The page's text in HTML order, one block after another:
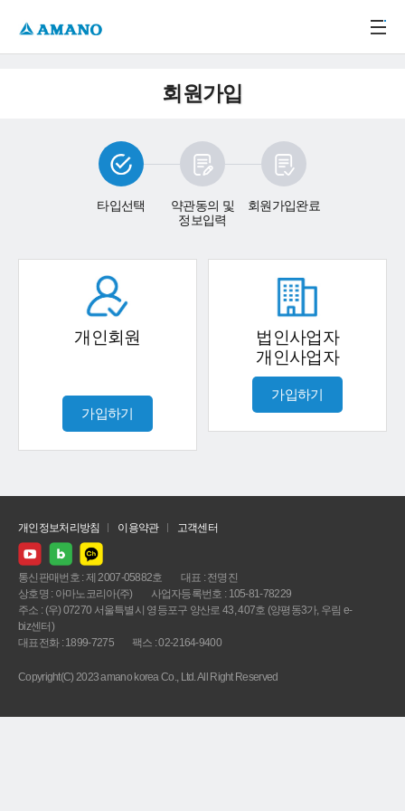
회원가입
타입선택
약관동의 및
정보입력
회원가입완료
개인회원
가입하기
법인사업자
개인사업자
가입하기
개인정보처리방침 이용약관 고객센터
통신판매번호 : 제 2007-05882호
대표 : 전명진
상호명 : 아마노코리아(주)
사업자등록번호 : 105-81-78229
주소 : (우) 07270 서울특별시 영등포구 양산로 43, 407호 (양평동3가, 우림 e-
biz센터)
대표전화 : 1899-7275
팩스 : 02-2164-9400
Copyright(C) 2023 amano korea Co., Ltd. All Right Reserved